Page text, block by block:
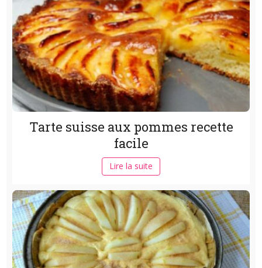
Tarte suisse aux pommes recette
facile
Lire la suite